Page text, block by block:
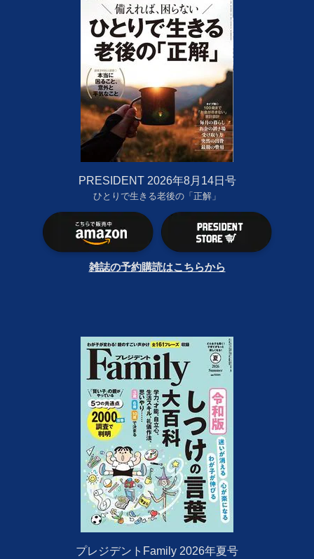
PRESIDENT 2026年8月14日号
ひとりで生きる老後の「正解」
雑誌の予約購読はこちらから
プレジデントFamily 2026年夏号